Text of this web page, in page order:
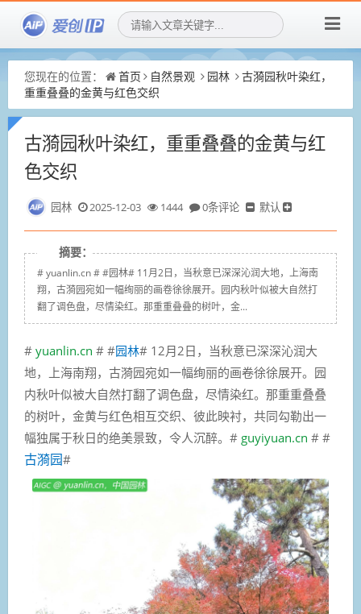
您现在的位置： 首页 自然景观 园林
古漪园秋叶染红，
重重叠叠的金黄与红色交织
古漪园秋叶染红，重重叠叠的金黄与红
色交织
园林 2025-12-03 1444 0条评论 默认
摘要：
# yuanlin.cn # #园林# 11月2日，当秋意已深深沁润大地，上海南
翔，古漪园宛如一幅绚丽的画卷徐徐展开。园内秋叶似被大自然打
翻了调色盘，尽情染红。那重重叠叠的树叶，金...
# yuanlin.cn # #园林# 12月2日，当秋意已深深沁润大
地，上海南翔，古漪园宛如一幅绚丽的画卷徐徐展开。园
内秋叶似被大自然打翻了调色盘，尽情染红。那重重叠叠
的树叶，金黄与红色相互交织、彼此映衬，共同勾勒出一
幅独属于秋日的绝美景致，令人沉醉。 # guyiyuan.cn # #
古漪园#